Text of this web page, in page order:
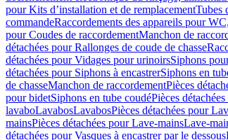
pour Kits d’installation et de remplacementTubes
commandeRaccordements des appareils pour
pour Coudes de raccordementManchon de
détachées pour Rallonges de coude de chasse
détachées pour Vidages pour urinoirsSiphons
détachées pour Siphons à encastrerSiphons en
de chasseManchon de raccordementPièces
pour bidetSiphons en tube coudéPièces
lavaboLavabosLavabosPièces détachées pour
mainsPièces détachées pour Lave-mainsLave-
détachées pour Vasques à encastrer par le dessous